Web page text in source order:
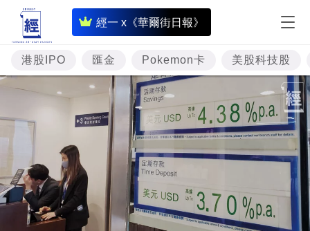
經一 x《華爾街日報》
即
時
財
經
題
樓
市
港股IPO 匯金 Pokemon卡 美股科技股